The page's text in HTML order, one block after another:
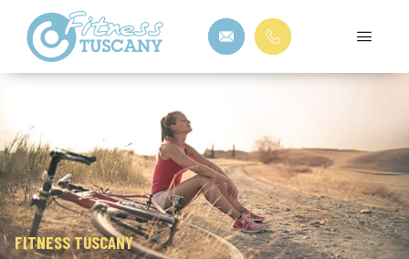
FITNESS TUSCANY